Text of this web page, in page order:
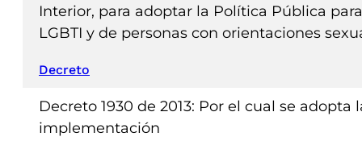
Interior, para adoptar la Política Pública
LGBTI y de personas con orientaciones
Decreto
Decreto 1930 de 2013: Por el cual se
implementación